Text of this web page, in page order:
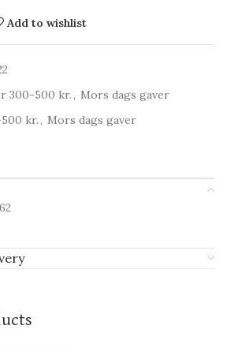
Add to wishlist
300-500 kr., Mors dags gaver
kr., Mors dags gaver